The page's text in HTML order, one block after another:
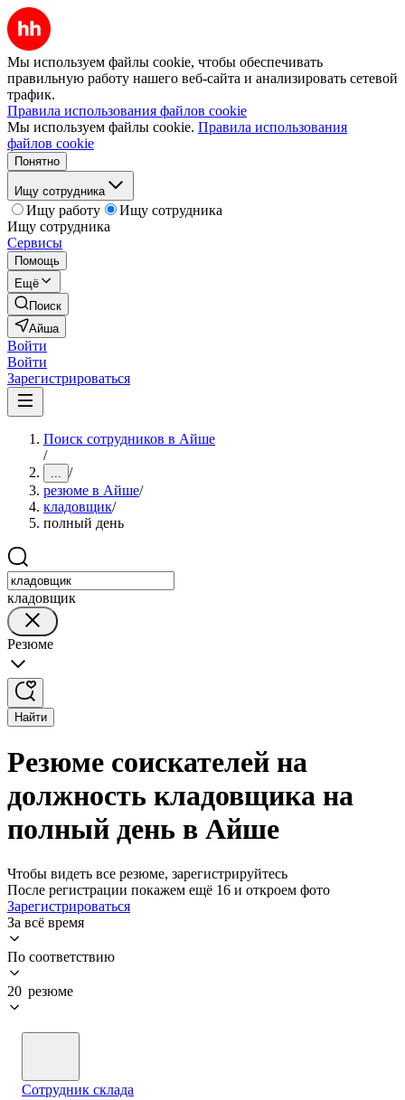
Мы используем файлы cookie, чтобы обеспечивать
правильную работу нашего веб-сайта и анализировать сетевой
трафик.
Правила использования файлов cookie
Мы используем файлы cookie. Правила использования
файлов cookie
Понятно
Ищу сотрудника
Ищу работу
Ищу сотрудника
Ищу сотрудника
Сервисы
Помощь
Ещё
Поиск
Айша
Войти
Войти
Зарегистрироваться
Поиск сотрудников в Айше
/
... /
резюме в Айше/
кладовщик/
полный день
кладовщик
Резюме
Найти
Резюме соискателей на
должность кладовщика на
полный день в Айше
Чтобы видеть все резюме, зарегистрируйтесь
После регистрации покажем ещё 16 и откроем фото
Зарегистрироваться
За всё время
По соответствию
20 резюме
Сотрудник склада